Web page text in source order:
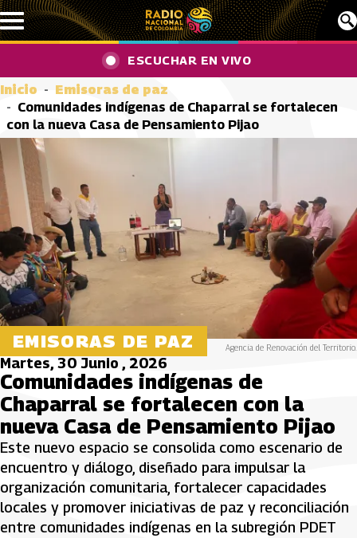
Pasar al contenido principal
ESCUCHAR EN VIVO
Inicio
Emisoras de paz
Comunidades indígenas de Chaparral se fortalecen
con la nueva Casa de Pensamiento Pijao
EMISORAS DE PAZ Agencia de Renovación del Territorio.
Martes, 30 Junio , 2026
Comunidades indígenas de
Chaparral se fortalecen con la
nueva Casa de Pensamiento Pijao
Este nuevo espacio se consolida como escenario de
encuentro y diálogo, diseñado para impulsar la
organización comunitaria, fortalecer capacidades
locales y promover iniciativas de paz y reconciliación
entre comunidades indígenas en la subregión PDET